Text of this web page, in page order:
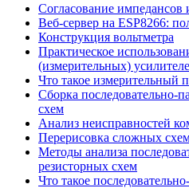
Согласование
Веб-сервер на ESP8266:
Конструкция вольтметра
Практическое
(измерительных)
Что такое измерительный
Сборка последовательно-
схем
Анализ неисправностей
Перерисовка сложных
Методы анализа
резисторных схем
Что такое